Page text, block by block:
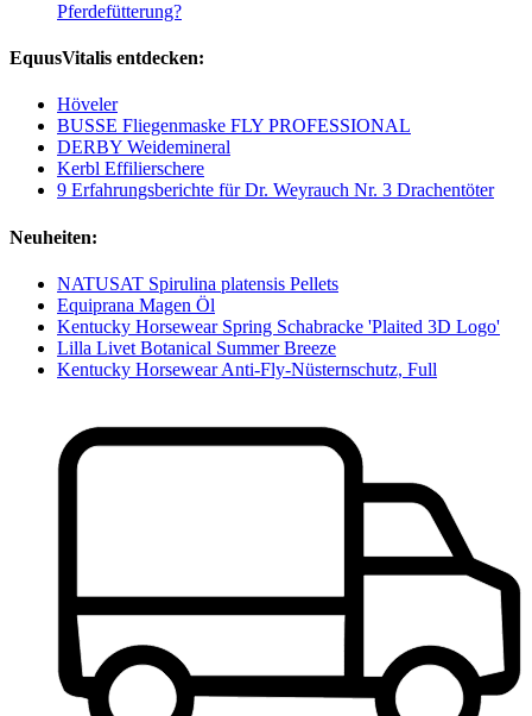
Pferdefütterung?
EquusVitalis entdecken:
Höveler
BUSSE Fliegenmaske FLY PROFESSIONAL
DERBY Weidemineral
Kerbl Effilierschere
9 Erfahrungsberichte für Dr. Weyrauch Nr. 3 Drachentöter
Neuheiten:
NATUSAT Spirulina platensis Pellets
Equiprana Magen Öl
Kentucky Horsewear Spring Schabracke 'Plaited 3D Logo'
Lilla Livet Botanical Summer Breeze
Kentucky Horsewear Anti-Fly-Nüsternschutz, Full